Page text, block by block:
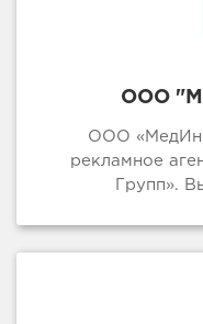
ООО
ООО
рекламное
Групп».